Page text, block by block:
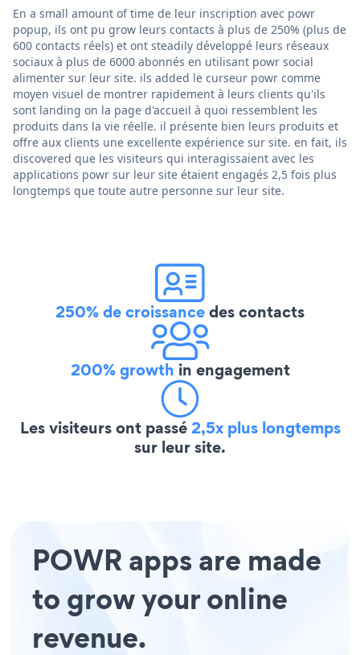
En a small amount of time de leur inscription avec powr
popup, ils ont pu grow leurs contacts à plus de 250% (plus de
600 contacts réels) et ont steadily développé leurs réseaux
sociaux à plus de 6000 abonnés en utilisant powr social
alimenter sur leur site. ils added le curseur powr comme
moyen visuel de montrer rapidement à leurs clients qu'ils
sont landing on la page d'accueil à quoi ressemblent les
produits dans la vie réelle. il présente bien leurs produits et
offre aux clients une excellente expérience sur site. en fait, ils
discovered que les visiteurs qui interagissaient avec les
applications powr sur leur site étaient engagés 2,5 fois plus
longtemps que toute autre personne sur leur site.
250% de croissancedes contacts
200% growth in engagement
Les visiteurs ont passé2,5x plus longtemps
sur leur site.
POWR apps are made
to grow your online
revenue.